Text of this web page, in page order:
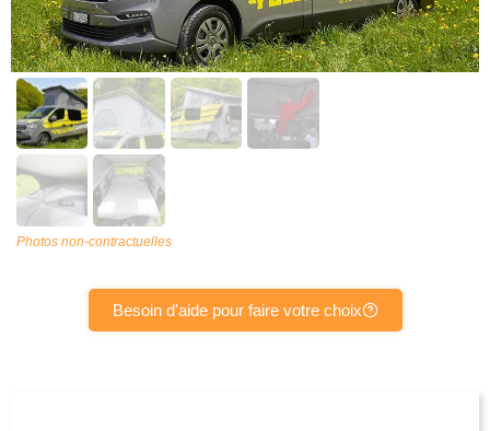
Photos non-contractuelles
Besoin d'aide pour faire votre choix